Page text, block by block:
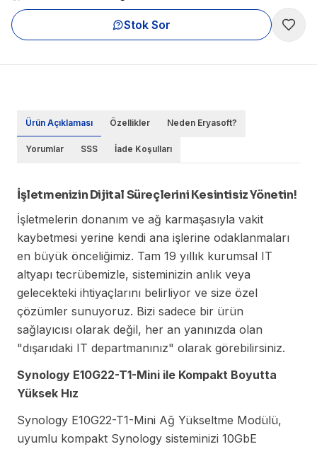
Stok Sor
Ürün Açıklaması Özellikler Neden Eryasoft?
Yorumlar SSS İade Koşulları
İşletmenizin Dijital Süreçlerini Kesintisiz Yönetin!
İşletmelerin donanım ve ağ karmaşasıyla vakit
kaybetmesi yerine kendi ana işlerine odaklanmaları
en büyük önceliğimiz. Tam 19 yıllık kurumsal IT
altyapı tecrübemizle, sisteminizin anlık veya
gelecekteki ihtiyaçlarını belirliyor ve size özel
çözümler sunuyoruz. Bizi sadece bir ürün
sağlayıcısı olarak değil, her an yanınızda olan
"dışarıdaki IT departmanınız" olarak görebilirsiniz.
Synology E10G22-T1-Mini ile Kompakt Boyutta
Yüksek Hız
Synology E10G22-T1-Mini Ağ Yükseltme Modülü,
uyumlu kompakt Synology sisteminizi 10GbE